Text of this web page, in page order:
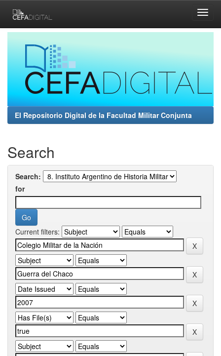
navigation
El Repositorio Digital de la Facultad Militar Conjunta
Search
Search:
for
Current filters: